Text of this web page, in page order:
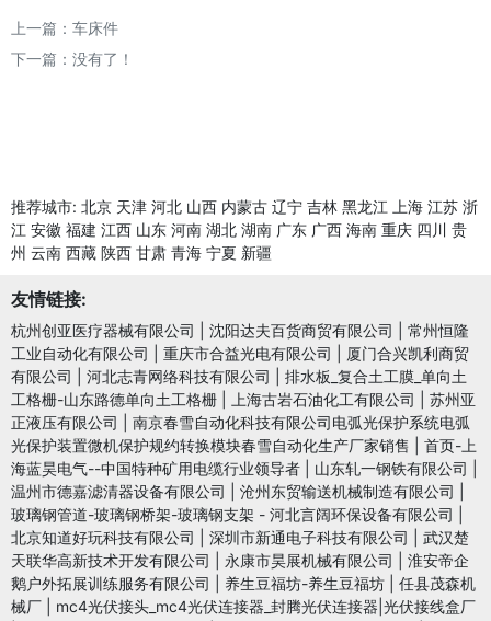
上一篇： 车床件
下一篇：没有了！
推荐城市: 北京 天津 河北 山西 内蒙古 辽宁 吉林 黑龙江 上海 江苏 浙
江 安徽 福建 江西 山东 河南 湖北 湖南 广东 广西 海南 重庆 四川 贵
州 云南 西藏 陕西 甘肃 青海 宁夏 新疆
友情链接:
杭州创亚医疗器械有限公司 沈阳达夫百货商贸有限公司
常州恒隆
工业自动化有限公司
重庆市合益光电有限公司
厦门合兴凯利商贸
有限公司
河北志青网络科技有限公司
排水板_复合土工膜_单向土
工格栅-山东路德单向土工格栅
上海古岩石油化工有限公司
苏州亚
正液压有限公司
南京春雪自动化科技有限公司电弧光保护系统电弧
光保护装置微机保护规约转换模块春雪自动化生产厂家销售
首页-上
海蓝昊电气--中国特种矿用电缆行业领导者
山东轧一钢铁有限公司
温州市德嘉滤清器设备有限公司
沧州东贸输送机械制造有限公司
玻璃钢管道-玻璃钢桥架-玻璃钢支架 - 河北言阔环保设备有限公司
北京知道好玩科技有限公司
深圳市新通电子科技有限公司
武汉楚
天联华高新技术开发有限公司
永康市昊展机械有限公司
淮安帝企
鹅户外拓展训练服务有限公司
养生豆福坊-养生豆福坊
任县茂森机
械厂
mc4光伏接头_mc4光伏连接器_封腾光伏连接器|光伏接线盒厂